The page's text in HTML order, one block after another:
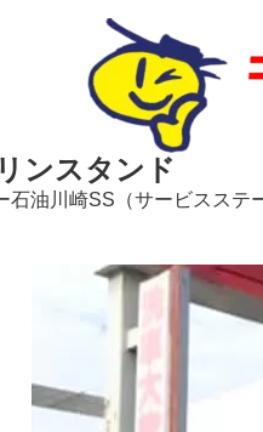
ンスタンド
石油川崎SS（サービスステ